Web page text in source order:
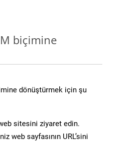
biçimine
dönüştürmek için şu
sitesini ziyaret edin.
web sayfasının URL’sini